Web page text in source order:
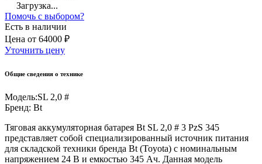
Загрузка...
Помочь с выбором?
Есть в наличии
Цена от 64000 ₽
Уточнить цену
Общие сведения о технике
Модель:SL 2,0 #
Бренд: Bt
Тяговая аккумуляторная батарея Bt SL 2,0 # 3 PzS 345
представляет собой специализированный источник питания
для складской техники бренда Bt (Toyota) с номинальным
напряжением 24 В и емкостью 345 Ач. Данная модель